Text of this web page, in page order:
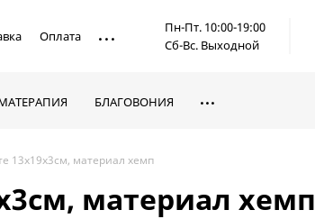
Оплата
Пн-Пт. 10:00-19:00
Сб-Вс. Выходной
БЛАГОВОНИЯ
13х19х3см, материал хемп
материал хемп